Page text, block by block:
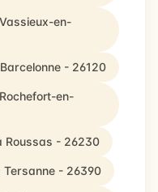
en-
- 26120
en-
Roussas - 26230
Tersanne - 26390